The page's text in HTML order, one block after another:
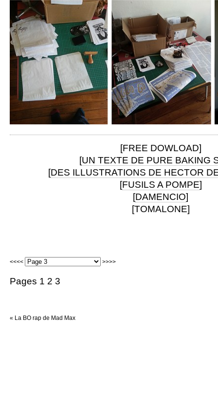
[FREE DOWLOAD]
[UN TEXTE DE PURE BAKING
[DES ILLUSTRATIONS DE HECTOR
[FUSILS A POMPE]
[DAMENCIO]
[TOMALONE]
<<<< >>>>
Pages 1 2 3
« La BO rap de Mad Max